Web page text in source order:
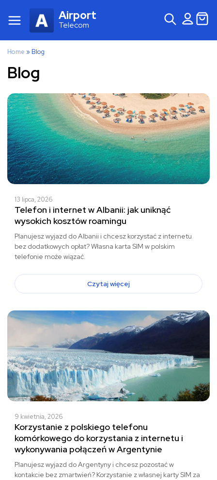
Airport
Telecom
Home » Blog
Blog
13 lipca, 2026
Telefon i internet w Albanii: jak uniknąć
wysokich kosztów roamingu
Planujesz wyjazd do Albanii i chcesz korzystać z internetu
bez dodatkowych opłat? Własna karta SIM w polskim
telefonie może wiązać.
Czytaj więcej
9 kwietnia, 2026
Korzystanie z polskiego telefonu
komórkowego do korzystania z internetu i
wykonywania połączeń w Argentynie
Planujesz wyjazd do Argentyny i chcesz pozostać w
kontakcie bez zmartwień? Korzystanie z własnej karty SIM za